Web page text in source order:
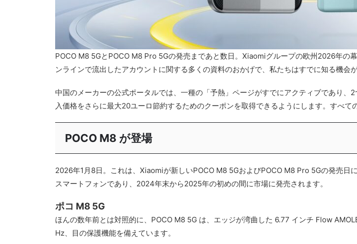
POCO M8 5GとPOCO M8 Pro 5Gの発売まであと数日。Xiaomiグループの欧州2026年の
ンラインで流出したアカウントに関する多くの資料のおかげで、私たちはすでに知る機会が
中国のメーカーの公式ポータルでは、一種の「予熱」ページがすでにアクティブであり
入価格をさらに最大20ユーロ節約するためのクーポンを取得できるようにします。すべて
POCO M8 が登場
2026年1月8日。これは、Xiaomiが新しいPOCO M8 5GおよびPOCO M8 Pro 5Gの発売日
スマートフォンであり、2024年末から2025年の初めの間に市場に発売されます。
ポコ M8 5G
ほんの数年前とは対照的に、POCO M8 5G は、エッジが湾曲した 6.77 インチ Flow
Hz、目の保護機能を備えています。